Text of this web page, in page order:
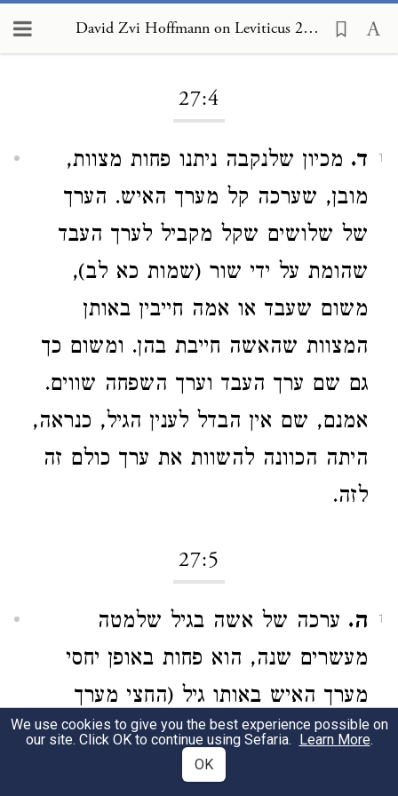
David Zvi Hoffmann on Leviticus 27:4
27:4
1 ד. מכיון שלנקבה ניתנו פחות מצוות,
מובן, שערכה קל מערך האיש. הערך
של שלושים שקל מקביל לערך העבד
שהומת על ידי שור (שמות כא לב),
משום שעבד או אמה חייבין באותן
המצוות שהאשה חייבת בהן. ומשום כך
גם שם ערך העבד וערך השפחה שווים.
אמנם, שם אין הבדל לענין הגיל, כנראה,
היתה הכוונה להשוות את ערך כולם זה
לזה.
27:5
1 ה. ערכה של אשה בגיל שלמטה
מעשרים שנה, הוא פחות באופן יחסי
מערך האיש באותו גיל (החצי מערך
האיש), מאשר בגיל שבין עשרים
לששים (3/5 מערך האיש). ייתכן
We use cookies to give you the best experience possible on
our site. Click OK to continue using Sefaria. Learn More.
OK